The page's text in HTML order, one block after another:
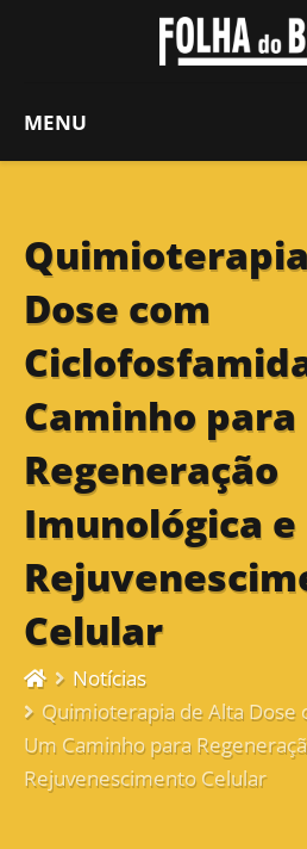
MENU
Dose com
Caminho para
Regeneração
Imunológica e
Celular
Notícias
Quimioterapia de Alta Dose
Um Caminho para
Rejuvenescimento Celular